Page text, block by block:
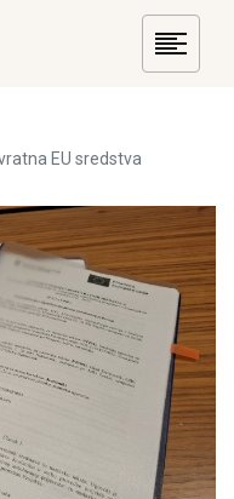
EU sredstva